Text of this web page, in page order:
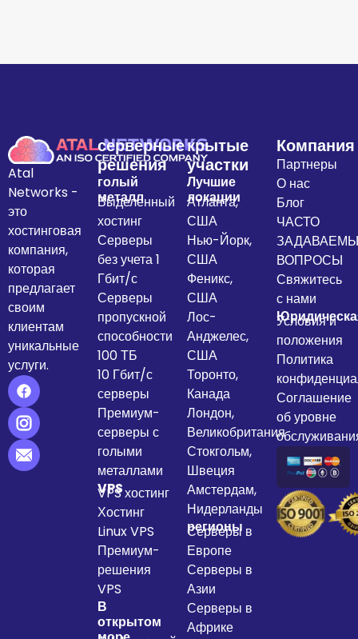
Atal
Networks -
это
хостинговая
компания,
которая
предлагает
своим
клиентам
уникальные
услуги.
серверные
решения
голый
металл
Выделенный
хостинг
Серверы
без учета 1
Гбит/с
Серверы
пропускной
способности
100 ТБ
10 Гбит/с
серверы
Премиум-
серверы с
голыми
металлами
VPS
VPS хостинг
Хостинг
Linux VPS
Премиум-
решения
VPS
В
открытом
крытые
участки
Лучшие
локации
Атланта,
США
Нью-Йорк,
США
Феникс,
США
Лос-
Анджелес,
США
Торонто,
Канада
Лондон,
Великобритания
Стокгольм,
Швеция
Амстердам,
Нидерланды
регионы
Серверы в
Европе
Серверы в
Азии
Серверы в
Африке
Компания
Партнеры
О нас
Блог
ЧАСТО
ВОПРОСЫ
Свяжитесь
с нами
Условия и
положения
Политика
Соглашение
об уровне